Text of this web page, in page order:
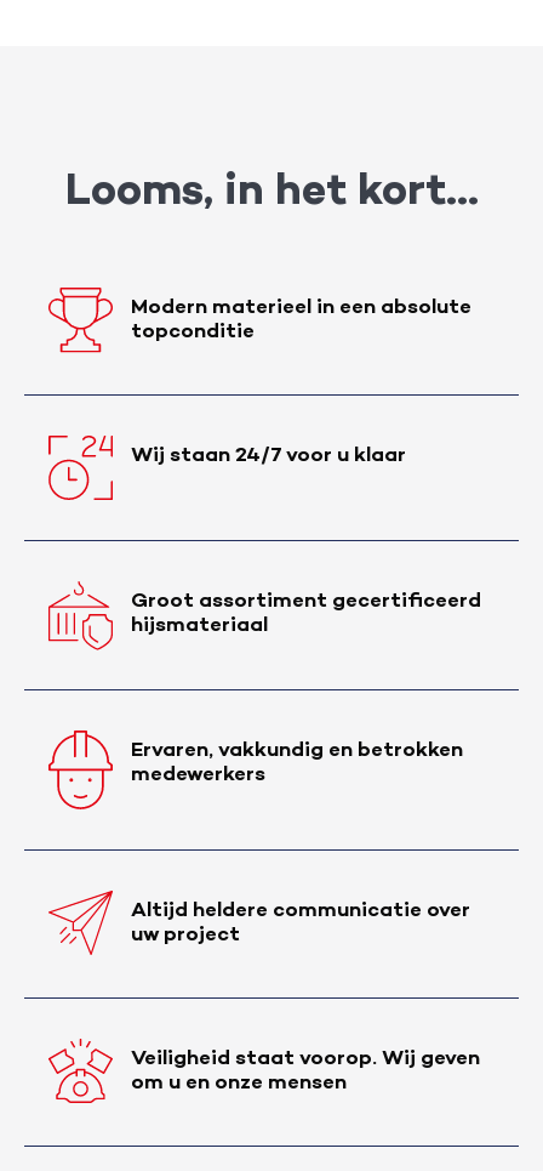
Looms, in het kort…
Modern materieel in een absolute
topconditie
Wij staan 24/7 voor u klaar
Groot assortiment gecertificeerd
hijsmateriaal
Ervaren, vakkundig en betrokken
medewerkers
Altijd heldere communicatie over
uw project
Veiligheid staat voorop. Wij geven
om u en onze mensen